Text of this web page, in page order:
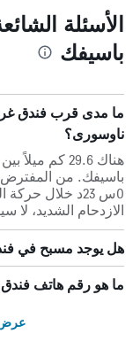
الأسئلة
باسيفك
ما مدى قرب فندق
ناوسورى؟
هناك 29.6 كم
باسيفك. من المفترض
0س 23د خلال
الازدحام الشديد، لا
هل يوجد مسبح في
ما هو رقم هاتف فندق
عرض